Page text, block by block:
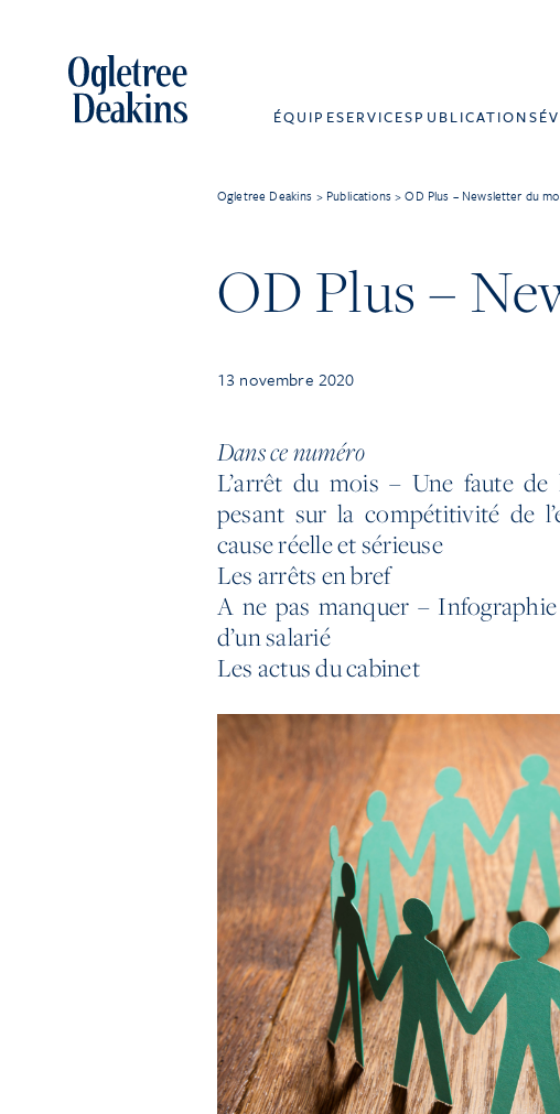
ÉQUIPESERVICESPUBLICATIONS
Ogletree Deakins > Publications >OD Plus – Newsletter du
OD Plus –
13 novembre 2020
Dans ce numéro
L’arrêt du mois – Une faute de
pesant sur la compétitivité de
cause réelle et sérieuse
Les arrêts en bref
A ne pas manquer –
d’un salarié
Les actus du cabinet